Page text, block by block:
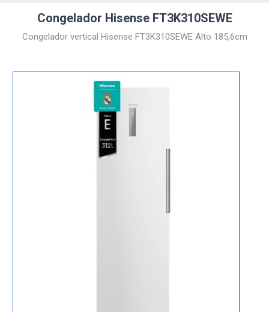
Congelador Hisense FT3K310SEWE
Congelador vertical Hisense FT3K310SEWE Alto 185,6cm